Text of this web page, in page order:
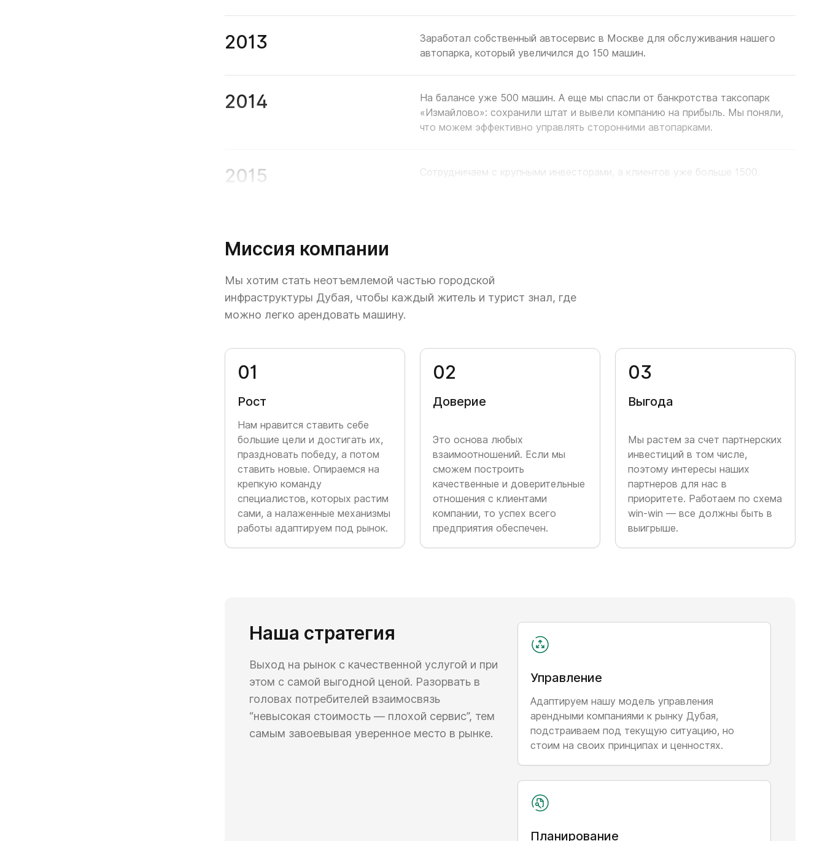
2013
Заработал собственный автосервис в Москве для обслуживания нашего
автопарка, который увеличился до 150 машин.
2014
На балансе уже 500 машин. А еще мы спасли от банкротства таксопарк
«Измайлово»: сохранили штат и вывели компанию на прибыль. Мы поняли,
что можем эффективно управлять сторонними автопарками.
2015 Сотрудничаем с крупными инвесторами, а клиентов уже больше 1500.
2017
Запускаем партнерские автопарки, которые успешно продолжают свою
2018
стабильную прибыль, а затем успешно продали. Поняли, что можем научить
корпоративного обучения. Успешно развиваем лизинг, растим штат
2019
Объем портфеля клиентов компании перевалил за 2 млрд рублей. Около 15%
из них — наши бывшие сотрудники из управления. Еще раз убедились: наше
обучение и поддержка дают реальные возможности для финансового
роста.
2020-2021
Мы успешно заняли разные сегменты прокатного рынка, поэтому решили
2022
Даем по газам: расширяем автопарк до 30 автомобилей
представительского класса. Внедряем собственную разработку — Itransport.
Автопарк вырос до 60 единиц элитных машин, а в штате заняты уже 70
сотрудников. Выходим на рынок Дубая — создаем компанию Easyrent по
аренде автомобилей разного сегмента для любых задач. Сформировали
принципы и стандарты работы, подобрали и обучили специалистов по
работе с клиентами. Начали прокат с нескольких Tesla.
Миссия компании
Мы хотим стать неотъемлемой частью городской
инфраструктуры Дубая, чтобы каждый житель и турист знал, где
можно легко арендовать машину.
01
Рост
Нам нравится ставить себе
большие цели и достигать их,
праздновать победу, а потом
ставить новые. Опираемся на
крепкую команду
специалистов, которых растим
сами, а налаженные механизмы
работы адаптируем под рынок.
02
Доверие
Это основа любых
взаимоотношений. Если мы
сможем построить
качественные и доверительные
отношения с клиентами
компании, то успех всего
предприятия обеспечен.
03
Выгода
Мы растем за счет партнерских
инвестиций в том числе,
поэтому интересы наших
партнеров для нас в
приоритете. Работаем по схема
win-win — все должны быть в
выигрыше.
Наша стратегия
Выход на рынок с качественной услугой и при
этом с самой выгодной ценой. Разорвать в
головах потребителей взаимосвязь
“невысокая стоимость — плохой сервис”, тем
самым завоевывая уверенное место в рынке.
Управление
Адаптируем нашу модель управления
арендными компаниями к рынку Дубая,
подстраиваем под текущую ситуацию, но
стоим на своих принципах и ценностях.
Планирование